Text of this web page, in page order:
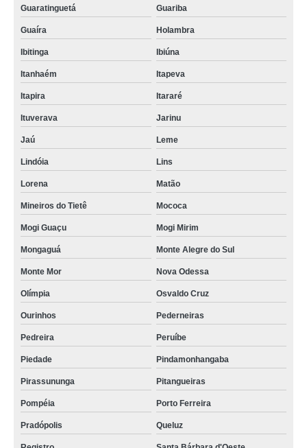
Guaratinguetá Guariba
Guaíra Holambra
Ibitinga Ibiúna
Itanhaém Itapeva
Itapira Itararé
Ituverava Jarinu
Jaú Leme
Lindóia Lins
Lorena Matão
Mineiros do Tietê Mococa
Mogi Guaçu Mogi Mirim
Mongaguá Monte Alegre do Sul
Monte Mor Nova Odessa
Olímpia Osvaldo Cruz
Ourinhos Pederneiras
Pedreira Peruíbe
Piedade Pindamonhangaba
Pirassununga Pitangueiras
Pompéia Porto Ferreira
Pradópolis Queluz